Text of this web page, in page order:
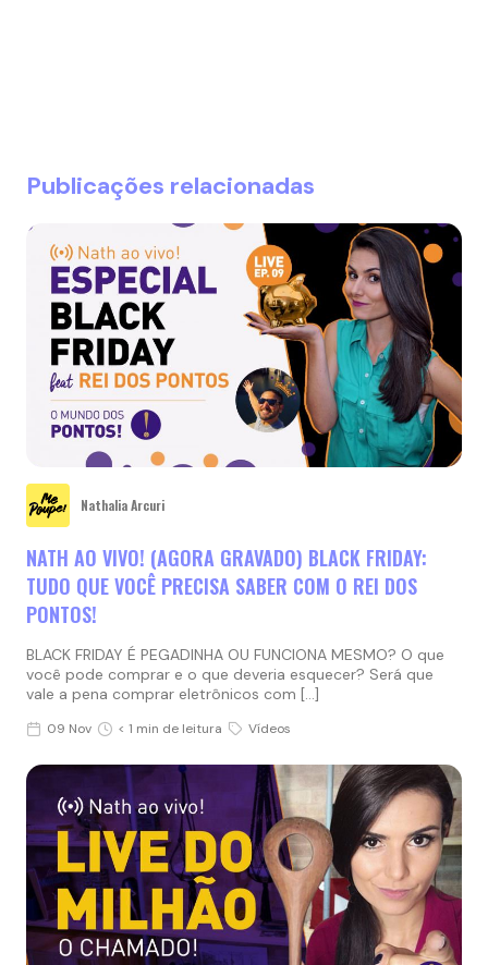
Publicações relacionadas
Nathalia Arcuri
NATH AO VIVO! (AGORA GRAVADO) BLACK FRIDAY:
TUDO QUE VOCÊ PRECISA SABER COM O REI DOS
PONTOS!
BLACK FRIDAY É PEGADINHA OU FUNCIONA MESMO? O que
você pode comprar e o que deveria esquecer? Será que
vale a pena comprar eletrônicos com […]
09 Nov < 1 min de leitura Vídeos